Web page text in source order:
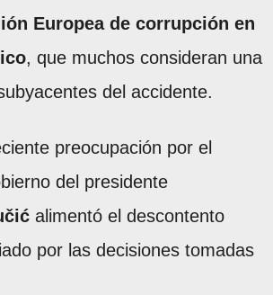
Europea de corrupción en
, que muchos consideran una
del accidente.
preocupación por el
del presidente
alimentó el descontento
por las decisiones tomadas